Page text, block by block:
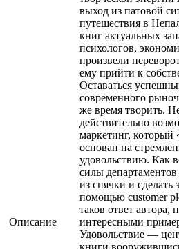
Описание
выход из патовой
путешествия в
книг актуальных
психологов,
произвели
ему прийти к
Оставаться
современного
же время творить.
действительно
маркетинг, который
основан на
удовольствию. Как
силы
из спячки и
помощью customer
таков ответ автора,
интересными
Удовольствие —
книги